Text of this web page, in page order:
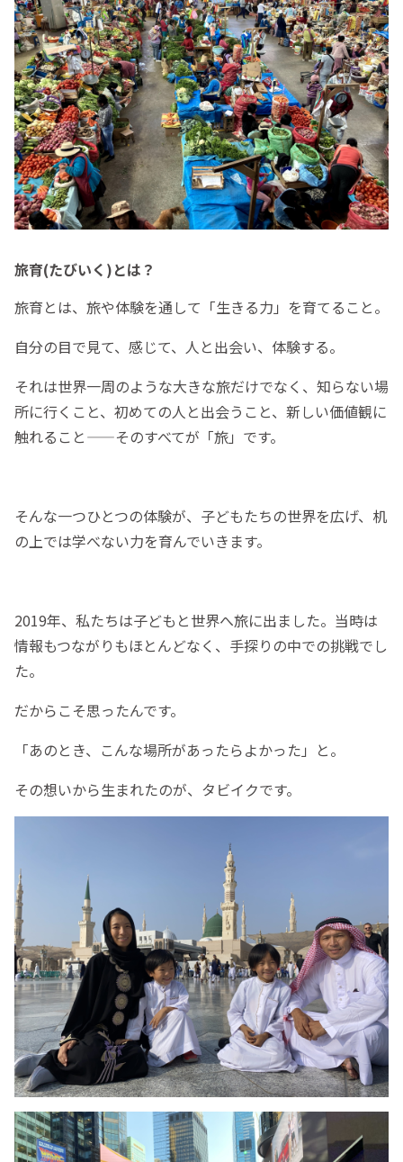
旅育(たびいく)とは？
旅育とは、旅や体験を通して「生きる力」を育てること。
自分の目で見て、感じて、人と出会い、体験する。
それは世界一周のような大きな旅だけでなく、知らない場
所に行くこと、初めての人と出会うこと、新しい価値観に
触れること——そのすべてが「旅」です。
そんな一つひとつの体験が、子どもたちの世界を広げ、机
の上では学べない力を育んでいきます。
2019年、私たちは子どもと世界へ旅に出ました。当時は
情報もつながりもほとんどなく、手探りの中での挑戦でし
た。
だからこそ思ったんです。
「あのとき、こんな場所があったらよかった」と。
その想いから生まれたのが、タビイクです。